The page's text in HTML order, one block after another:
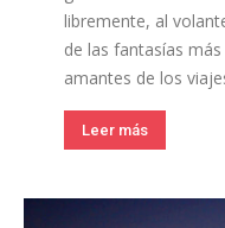
libremente, al
de las fantasías
amantes de los
Leer más